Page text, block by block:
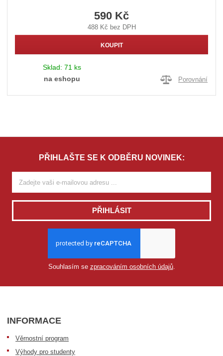
590 Kč
488 Kč bez DPH
KOUPIT
Sklad: 71 ks
na eshopu
Porovnání
PŘIHLAŠTE SE K ODBĚRU NOVINEK:
PŘIHLÁSIT
Souhlasím se zpracováním osobních údajů.
INFORMACE
Věrnostní program
Výhody pro studenty